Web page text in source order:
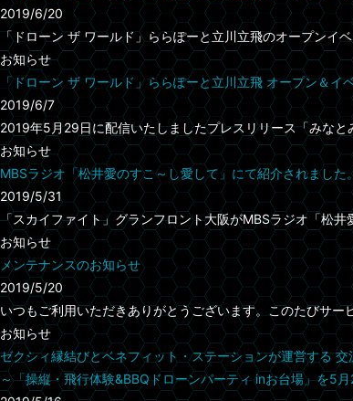
2019/6/20
「ドローン ザ ワールド」ららぽーと立川立飛のオープン
お知らせ
「ドローン ザ ワールド」ららぽーと立川立飛 オープン＆イ
2019/6/7
2019年5月29日に配信いたしましたプレスリリース「みな
お知らせ
MBSラジオ「松井愛のすこ～し愛して」にて紹介されました
2019/5/31
「スカイファイト」グランフロント大阪がMBSラジオ「松
お知らせ
メンテナンスのお知らせ
2019/5/20
いつもご利用いただきありがとうございます。このたびサ
お知らせ
ゼクシィ縁結びとベネフィット・ステーションが運営する
～「操縦・飛行体験&BBQドローンパーティ inお台場」を5